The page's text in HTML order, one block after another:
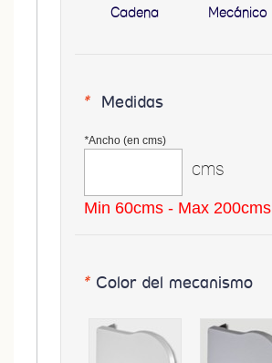
Cadena Mecánico
* Medidas
*Ancho (en cms)
cms
Min 60cms - Max 200cms
* Color del mecanismo